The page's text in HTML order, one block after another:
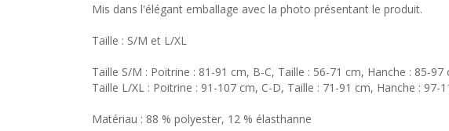
Mis dans l'élégant emballage avec la photo présentant le produit.
Taille : S/M et L/XL
Taille S/M : Poitrine : 81-91 cm, B-C, Taille : 56-71 cm, Hanche : 85-97
Taille L/XL : Poitrine : 91-107 cm, C-D, Taille : 71-91 cm, Hanche : 97-
Matériau : 88 % polyester, 12 % élasthanne